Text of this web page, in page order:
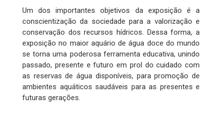
Um dos importantes objetivos da exposição é a
conscientização da sociedade para a valorização e
conservação dos recursos hídricos. Dessa forma, a
exposição no maior aquário de água doce do mundo
se torna uma poderosa ferramenta educativa, unindo
passado, presente e futuro em prol do cuidado com
as reservas de água disponíveis, para promoção de
ambientes aquáticos saudáveis para as presentes e
futuras gerações.